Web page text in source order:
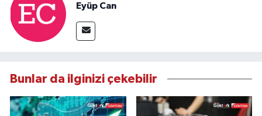
Eyüp Can
Bunlar da ilginizi çekebilir